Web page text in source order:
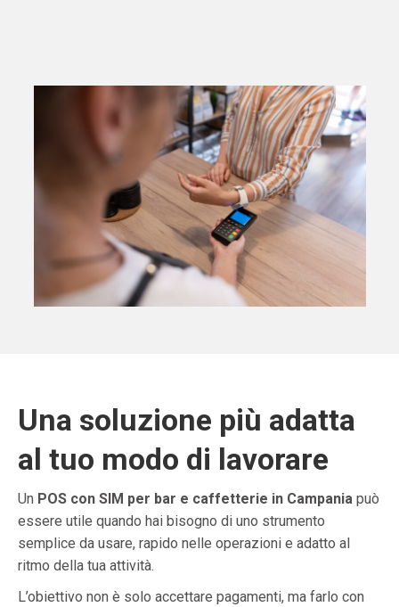
Una soluzione più adatta
al tuo modo di lavorare
Un POS con SIM per bar e caffetterie in Campania può
essere utile quando hai bisogno di uno strumento
semplice da usare, rapido nelle operazioni e adatto al
ritmo della tua attività.
L’obiettivo non è solo accettare pagamenti, ma farlo con